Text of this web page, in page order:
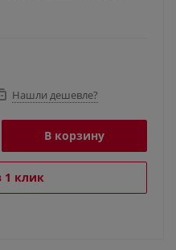
Нашли дешевле?
В корзину
1 клик